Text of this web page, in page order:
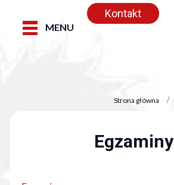
MENU
Kontakt
Strona główna
Egzaminy